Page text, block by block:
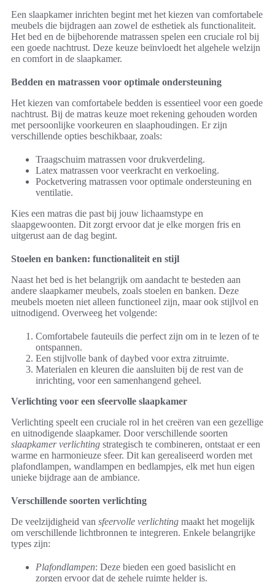
Een slaapkamer inrichten begint met het kiezen van comfortabele
meubels die bijdragen aan zowel de esthetiek als functionaliteit.
Het bed en de bijbehorende matrassen spelen een cruciale rol bij
een goede nachtrust. Deze keuze beïnvloedt het algehele welzijn
en comfort in de slaapkamer.
Bedden en matrassen voor optimale ondersteuning
Het kiezen van comfortabele bedden is essentieel voor een goede
nachtrust. Bij de matras keuze moet rekening gehouden worden
met persoonlijke voorkeuren en slaaphoudingen. Er zijn
verschillende opties beschikbaar, zoals:
Traagschuim matrassen voor drukverdeling.
Latex matrassen voor veerkracht en verkoeling.
Pocketvering matrassen voor optimale ondersteuning en
ventilatie.
Kies een matras die past bij jouw lichaamstype en
slaapgewoonten. Dit zorgt ervoor dat je elke morgen fris en
uitgerust aan de dag begint.
Stoelen en banken: functionaliteit en stijl
Naast het bed is het belangrijk om aandacht te besteden aan
andere slaapkamer meubels, zoals stoelen en banken. Deze
meubels moeten niet alleen functioneel zijn, maar ook stijlvol en
uitnodigend. Overweeg het volgende:
Comfortabele fauteuils die perfect zijn om in te lezen of te
ontspannen.
Een stijlvolle bank of daybed voor extra zitruimte.
Materialen en kleuren die aansluiten bij de rest van de
inrichting, voor een samenhangend geheel.
Verlichting voor een sfeervolle slaapkamer
Verlichting speelt een cruciale rol in het creëren van een gezellige
en uitnodigende slaapkamer. Door verschillende soorten
slaapkamer verlichting strategisch te combineren, ontstaat er een
warme en harmonieuze sfeer. Dit kan gerealiseerd worden met
plafondlampen, wandlampen en bedlampjes, elk met hun eigen
unieke bijdrage aan de ambiance.
Verschillende soorten verlichting
De veelzijdigheid van sfeervolle verlichting maakt het mogelijk
om verschillende lichtbronnen te integreren. Enkele belangrijke
types zijn:
Plafondlampen: Deze bieden een goed basislicht en
zorgen ervoor dat de gehele ruimte helder is.